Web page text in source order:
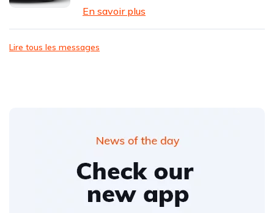
En savoir plus
Lire tous les messages